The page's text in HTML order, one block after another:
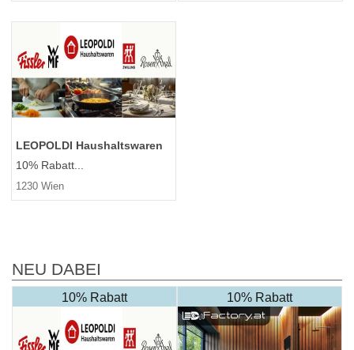
LEOPOLDI Haushaltswaren
10% Rabatt...
1230 Wien
NEU DABEI
10% Rabatt 10% Rabatt